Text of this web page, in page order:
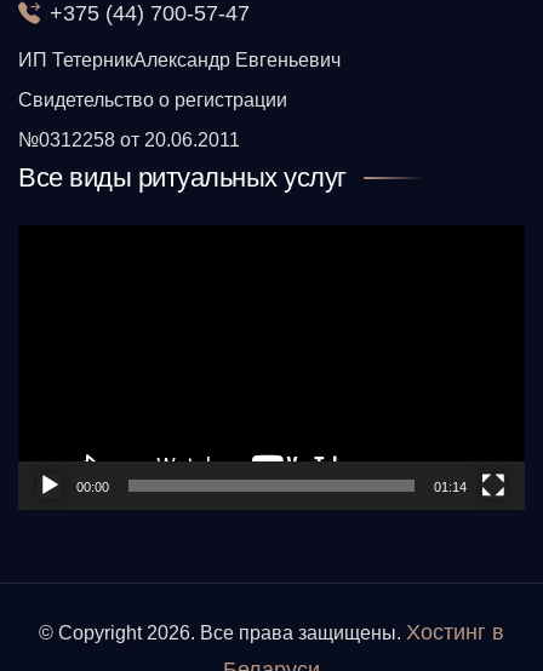
+375 (44) 700-57-47
ИП ТетерникАлександр Евгеньевич
Свидетельство о регистрации
№0312258 от 20.06.2011
Все виды ритуальных услуг
00:00 01:14
© Copyright 2026. Все права защищены. Хостинг в